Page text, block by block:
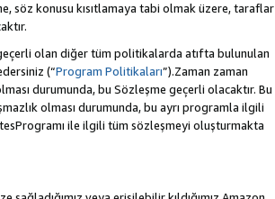
söz konusu kısıtlamaya tabi olmak üzere, taraflar
olan diğer tüm politikalarda atıfta bulunulan
(“Program Politikaları”).Zaman zaman
durumunda, bu Sözleşme geçerli olacaktır. Bu
olması durumunda, bu ayrı programla ilgili
ile ilgili tüm sözleşmeyi oluşturmakta